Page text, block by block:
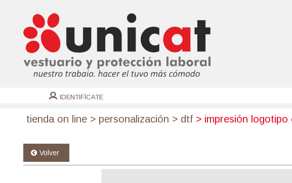
IDENTIFÍCATE
tienda on line > personalización > dtf > impresión
Volver